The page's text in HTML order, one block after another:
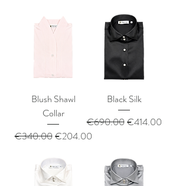
Blush Shawl
Collar
通常価格
€340.00セール価格
€204.00
Black Silk
通常価格
€690.00セール価格
€414.00